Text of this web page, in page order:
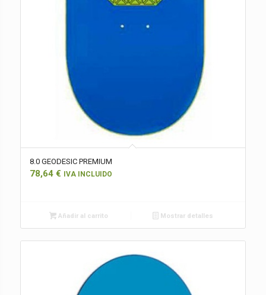
8.0 GEODESIC PREMIUM
78,64 € IVA INCLUIDO
Añadir al carrito Mostrar detalles